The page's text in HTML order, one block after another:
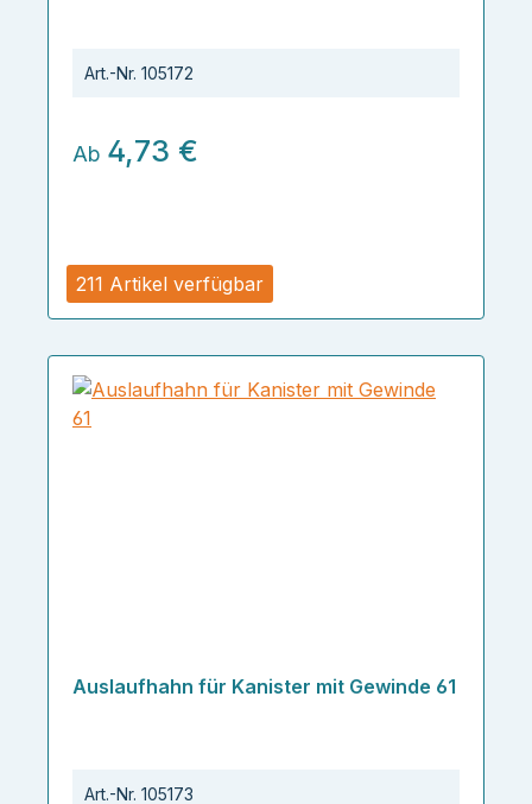
211 Artikel verfügbar
Art.-Nr. 105172
Ab 4,73 €
Auslaufhahn für Kanister mit Gewinde 61
Art.-Nr. 105173